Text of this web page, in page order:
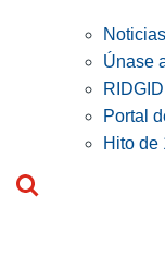
Noticias
Únase
Portal
Hito de